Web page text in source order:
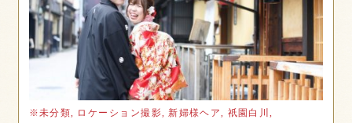
※未分類, ロケーション撮影, 新婦様ヘア, 祇園白川,